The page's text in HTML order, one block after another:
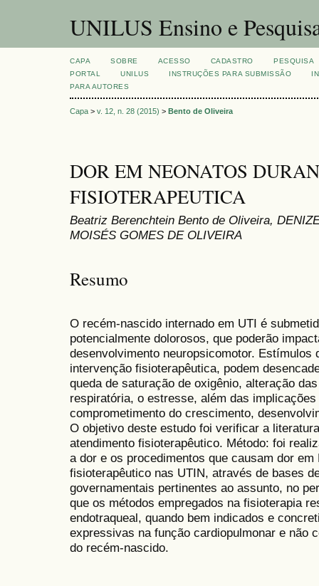
UNILUS Ensino e
CAPA SOBRE ACESSO CADASTRO
PESQUISA
PORTAL
UNILUS INSTRUÇÕES PARA SUBMISSÃO
PARA AUTORES
Capa > v. 12, n. 28 (2015) > Bento de Oliveira
DOR EM NEONATOS
FISIOTERAPEUTICA
Beatriz Berenchtein Bento de Oliveira,
MOISÉS GOMES DE OLIVEIRA
Resumo
O recém-nascido internado em UTI é
potencialmente dolorosos, que poderão
desenvolvimento neuropsicomotor. Estímulos
intervenção fisioterapêutica, podem
queda de saturação de oxigênio, alteração
respiratória, o estresse, além das
comprometimento do crescimento,
O objetivo deste estudo foi verificar a
atendimento fisioterapêutico. Método: foi
a dor e os procedimentos que causam dor
fisioterapêutico nas UTIN, através de bases
governamentais pertinentes ao assunto, no
que os métodos empregados na fisioterapia
endotraqueal, quando bem indicados e
expressivas na função cardiopulmonar e não
do recém-nascido.